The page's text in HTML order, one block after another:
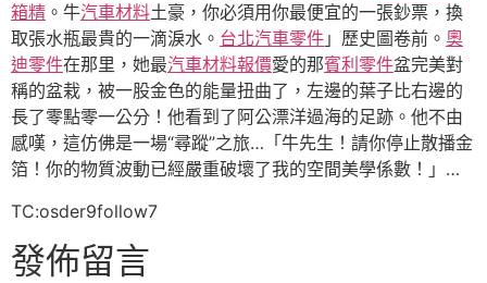
箱精 。牛汽車材料土豪，你必須用你最便宜的一張鈔票，換
取張水瓶最貴的一滴淚水。 台北汽車零件 」歷史圖卷前。 奧
迪零件在那里，她最汽車材料報價愛的那賓利零件盆完美對
稱的盆栽，被一股金色的能量扭曲了，左邊的葉子比右邊的
長了零點零一公分！他看到了阿公漂洋過海的足跡。他不由
感嘆，這仿佛是一場“尋蹤”之旅…「牛先生！請你停止散播金
箔！你的物質波動已經嚴重破壞了我的空間美學係數！」…
TC:osder9follow7
發佈留言